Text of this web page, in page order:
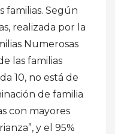
familias. Según
realizada por la
Numerosas
las familias
10, no está de
de familia
con mayores
y el 95%